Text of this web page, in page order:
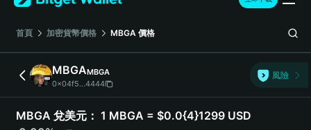
Türkçe
Italiano
Deutsch
简体中文
繁體中文
Português (Portugal)
Bahasa Indonesia
首頁 加密貨幣價格 MBGA 價格
MBGAMBGA
0x04f5...4444
風險
MBGA 兌美元： 1 MBGA = $0.0{4}1299 USD